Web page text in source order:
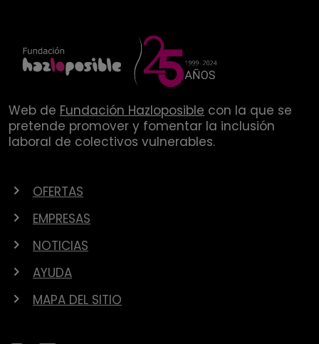
Web de Fundación Hazloposible con la que se
pretende promover y fomentar la inclusión
laboral de colectivos vulnerables.
OFERTAS
EMPRESAS
NOTICIAS
AYUDA
MAPA DEL SITIO